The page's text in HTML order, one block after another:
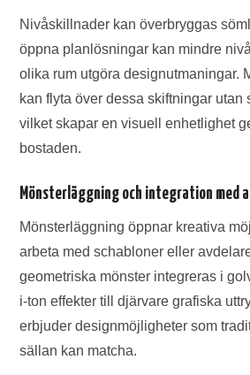
Nivåskillnader kan överbryggas
öppna planlösningar kan mindre
olika rum utgöra designutmaningar.
kan flyta över dessa skiftningar utan
vilket skapar en visuell enhetlighet
bostaden.
Mönsterläggning och integration med
Mönsterläggning öppnar kreativa
arbeta med schabloner eller
geometriska mönster integreras i
i-ton effekter till djärvare grafiska
erbjuder designmöjligheter som
sällan kan matcha.